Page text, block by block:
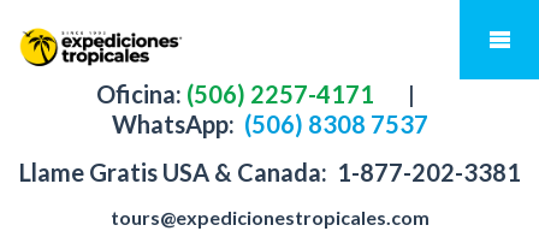
Oficina: (506) 2257-4171
|
WhatsApp: (506) 8308 7537
Llame Gratis USA & Canada: 1-877-202-3381
tours@expedicionestropicales.com